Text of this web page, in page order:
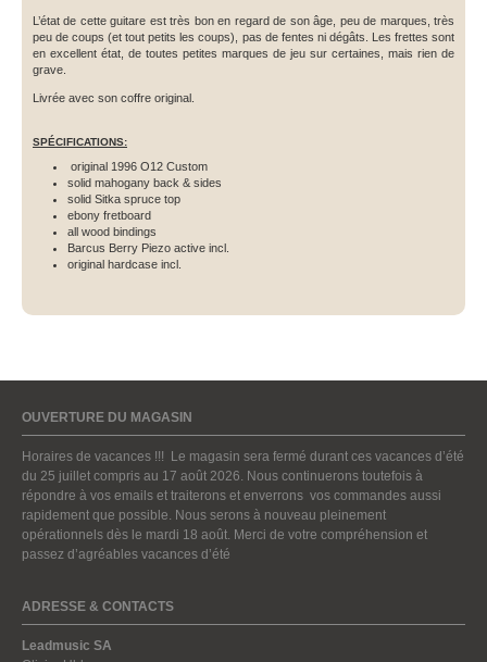
L’état de cette guitare est très bon en regard de son âge, peu de marques, très
peu de coups (et tout petits les coups), pas de fentes ni dégâts. Les frettes sont
en excellent état, de toutes petites marques de jeu sur certaines, mais rien de
grave.
Livrée avec son coffre original.
SPÉCIFICATIONS:
original 1996 O12 Custom
solid mahogany back & sides
solid Sitka spruce top
ebony fretboard
all wood bindings
Barcus Berry Piezo active incl.
original hardcase incl.
OUVERTURE DU MAGASIN
Horaires de vacances !!! Le magasin sera fermé durant ces vacances d’été
du 25 juillet compris au 17 août 2026. Nous continuerons toutefois à
répondre à vos emails et traiterons et enverrons vos commandes aussi
rapidement que possible. Nous serons à nouveau pleinement
opérationnels dès le mardi 18 août. Merci de votre compréhension et
passez d’agréables vacances d’été
ADRESSE & CONTACTS
Leadmusic SA